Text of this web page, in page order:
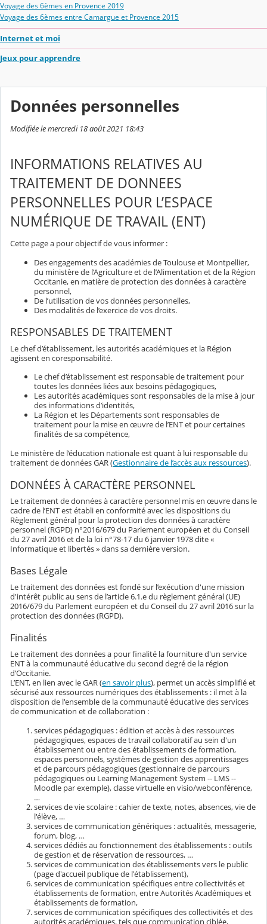
Voyage des 6èmes en Provence 2019
Voyage des 6èmes entre Camargue et Provence 2015
Internet et moi
Jeux pour apprendre
Données personnelles
Modifiée le mercredi 18 août 2021 18:43
INFORMATIONS RELATIVES AU
TRAITEMENT DE DONNEES
PERSONNELLES POUR L’ESPACE
NUMÉRIQUE DE TRAVAIL (ENT)
Cette page a pour objectif de vous informer :
Des engagements des académies de Toulouse et Montpellier,
du ministère de l’Agriculture et de l’Alimentation et de la Région
Occitanie, en matière de protection des données à caractère
personnel,
De l’utilisation de vos données personnelles,
Des modalités de l’exercice de vos droits.
RESPONSABLES DE TRAITEMENT
Le chef d’établissement, les autorités académiques et la Région
agissent en coresponsabilité.
Le chef d’établissement est responsable de traitement pour
toutes les données liées aux besoins pédagogiques,
Les autorités académiques sont responsables de la mise à jour
des informations d’identités,
La Région et les Départements sont responsables de
traitement pour la mise en œuvre de l’ENT et pour certaines
finalités de sa compétence,
Le ministère de l’éducation nationale est quant à lui responsable du
traitement de données GAR (Gestionnaire de l’accès aux ressources).
DONNÉES À CARACTÈRE PERSONNEL
Le traitement de données à caractère personnel mis en œuvre dans le
cadre de l’ENT est établi en conformité avec les dispositions du
Règlement général pour la protection des données à caractère
personnel (RGPD) n°2016/679 du Parlement européen et du Conseil
du 27 avril 2016 et de la loi n°78-17 du 6 janvier 1978 dite «
Informatique et libertés » dans sa dernière version.
Bases Légale
Le traitement des données est fondé sur l’exécution d'une mission
d'intérêt public au sens de l’article 6.1.e du règlement général (UE)
2016/679 du Parlement européen et du Conseil du 27 avril 2016 sur la
protection des données (RGPD).
Finalités
Le traitement des données a pour finalité la fourniture d'un service
ENT à la communauté éducative du second degré de la région
d’Occitanie.
L’ENT, en lien avec le GAR (en savoir plus), permet un accès simplifié et
sécurisé aux ressources numériques des établissements : il met à la
disposition de l'ensemble de la communauté éducative des services
de communication et de collaboration :
services pédagogiques : édition et accès à des ressources
pédagogiques, espaces de travail collaboratif au sein d'un
établissement ou entre des établissements de formation,
espaces personnels, systèmes de gestion des apprentissages
et de parcours pédagogiques (gestionnaire de parcours
pédagogiques ou Learning Management System -- LMS --
Moodle par exemple), classe virtuelle en visio/webconférence,
…
services de vie scolaire : cahier de texte, notes, absences, vie de
l'élève, …
services de communication génériques : actualités, messagerie,
forum, blog, …
services dédiés au fonctionnement des établissements : outils
de gestion et de réservation de ressources, …
services de communication des établissements vers le public
(page d'accueil publique de l'établissement),
services de communication spécifiques entre collectivités et
établissements de formation, entre Autorités Académiques et
établissements de formation,
services de communication spécifiques des collectivités et des